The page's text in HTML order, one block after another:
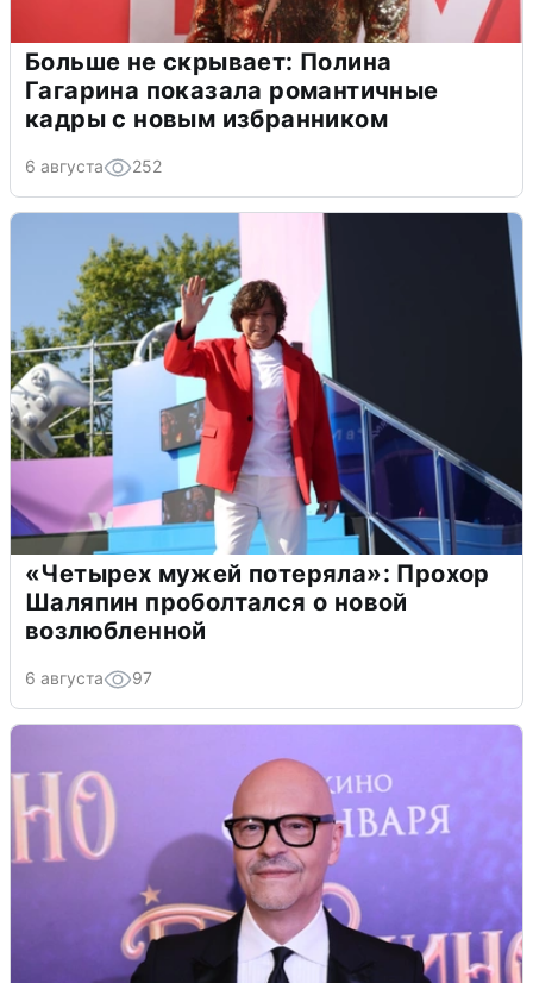
Больше не скрывает: Полина
Гагарина показала романтичные
кадры с новым избранником
6 августа 252
«Четырех мужей потеряла»: Прохор
Шаляпин проболтался о новой
возлюбленной
6 августа 97